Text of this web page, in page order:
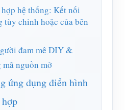
hệ thống: Kết nối
tùy chỉnh hoặc của bên
đam mê DIY &
nguồn mở
ứng dụng điển hình